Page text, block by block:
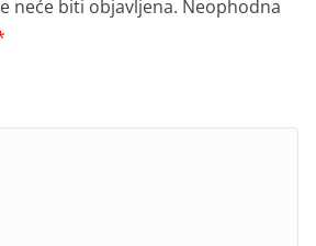
neće biti objavljena. Neophodna